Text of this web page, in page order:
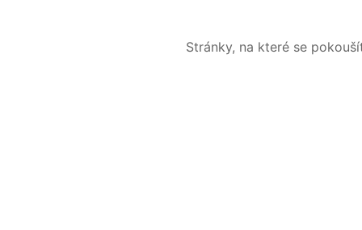
Stránky, na které se